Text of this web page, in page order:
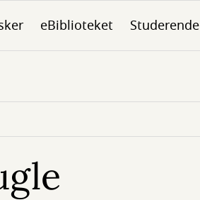
eBiblioteket Studerende